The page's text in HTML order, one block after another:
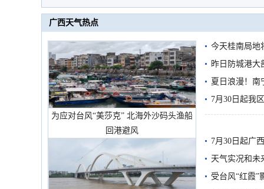
广西天气热点
为应对台风“美莎克” 北海外沙码头渔船
回港避风
今天桂南局地
需继续防范
昨日防城港大
雨
夏日浪漫！南
7月30日起我
7月30日起广
天气实况和未
受台风“红霞”